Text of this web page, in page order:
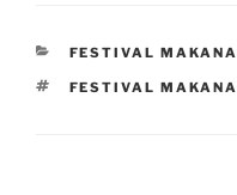
CATEGORIES
FESTIVAL
TAGS
FESTIVAL